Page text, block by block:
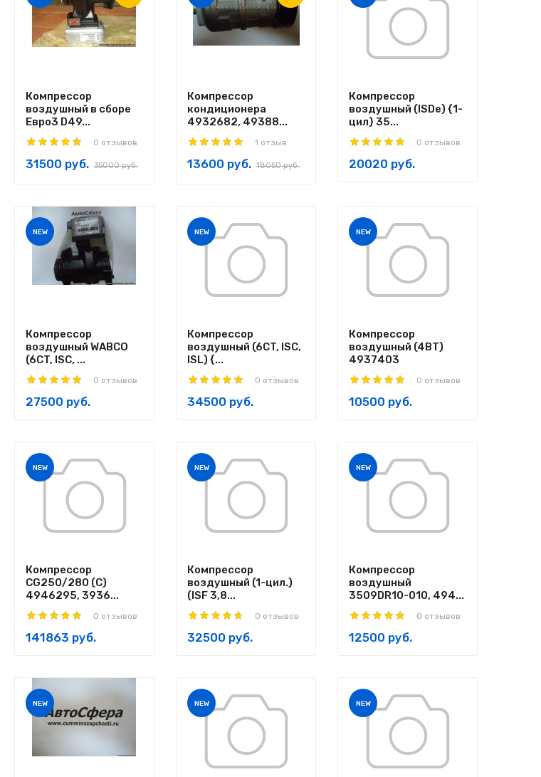
Компрессор
воздушный в сборе
Евро3 D49...
0 отзывов
31500 руб. 35000 руб.
Компрессор
кондиционера
4932682, 49388...
1 отзыв
13600 руб. 18050 руб.
Компрессор
воздушный (ISDe) {1-
цил} 35...
0 отзывов
20020 руб.
NEW
Компрессор
воздушный WABCO
(6CT, ISC, ...
0 отзывов
27500 руб.
NEW
Компрессор
воздушный (6CT, ISC,
ISL) {...
0 отзывов
34500 руб.
NEW
Компрессор
воздушный (4BT)
4937403
0 отзывов
10500 руб.
NEW
Компрессор
CG250/280 (C)
4946295, 3936...
0 отзывов
141863 руб.
NEW
Компрессор
воздушный (1-цил.)
(ISF 3,8...
0 отзывов
32500 руб.
NEW
Компрессор
воздушный
3509DR10-010, 494...
0 отзывов
12500 руб.
NEW NEW NEW